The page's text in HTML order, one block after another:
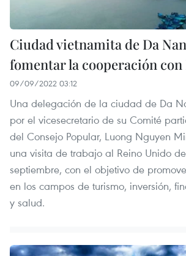
Ciudad vietnamita de Da
fomentar la cooperación
09/09/2022 03:12
Una delegación de la ciudad de Da
por el vicesecretario de su Comité
del Consejo Popular, Luong Nguyen
una visita de trabajo al Reino Unido
septiembre, con el objetivo de
en los campos de turismo, inversión,
y salud.